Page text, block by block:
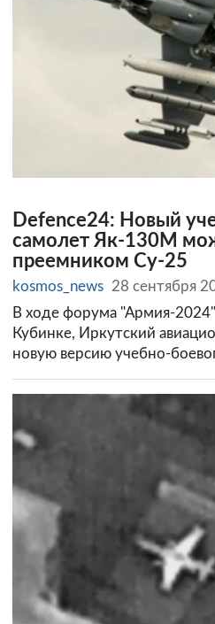
Defence24: Новый
самолет Як-130М
преемником Су-25
kosmos_news 28 сентября
В ходе форума "Армия-
Кубинке, Иркутский
новую версию учебно-